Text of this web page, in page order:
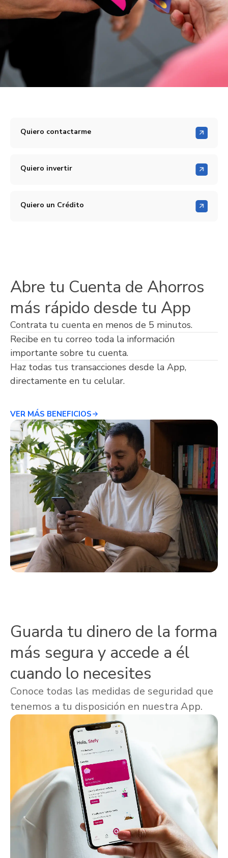
Quiero contactarme
Quiero invertir
Quiero un Crédito
Abre tu Cuenta de Ahorros
más rápido desde tu App
Contrata tu cuenta en menos de 5 minutos.
Recibe en tu correo toda la información
importante sobre tu cuenta.
Haz todas tus transacciones desde la App,
directamente en tu celular.
VER MÁS BENEFICIOS
Guarda tu dinero de la forma
más segura y accede a él
cuando lo necesites
Conoce todas las medidas de seguridad que
tenemos a tu disposición en nuestra App.